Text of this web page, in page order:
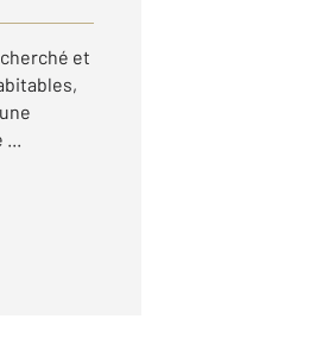
et
...